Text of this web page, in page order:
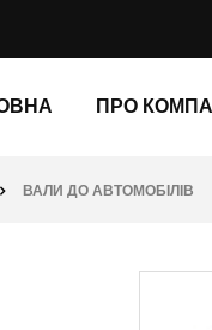
ПРО
ВАЛИ ДО АВТОМОБІЛІВ